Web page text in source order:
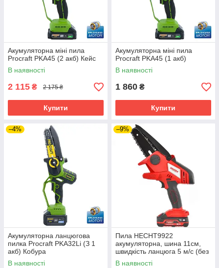
Акумуляторна міні пила
Procraft PKA45 (2 акб) Кейс
В наявності
2 115 ₴ 2 175 ₴
Купити
Акумуляторна міні пила
Procraft PKA45 (1 акб)
В наявності
1 860 ₴
Купити
–4%
Акумуляторна ланцюгова
пилка Procraft PKA32Li (З 1
акб) Кобура
В наявності
–9%
Пила HECHT9922
акумуляторна, шина 11см,
швидкість ланцюга 5 м/с (без
АКБ і Зп)
В наявності